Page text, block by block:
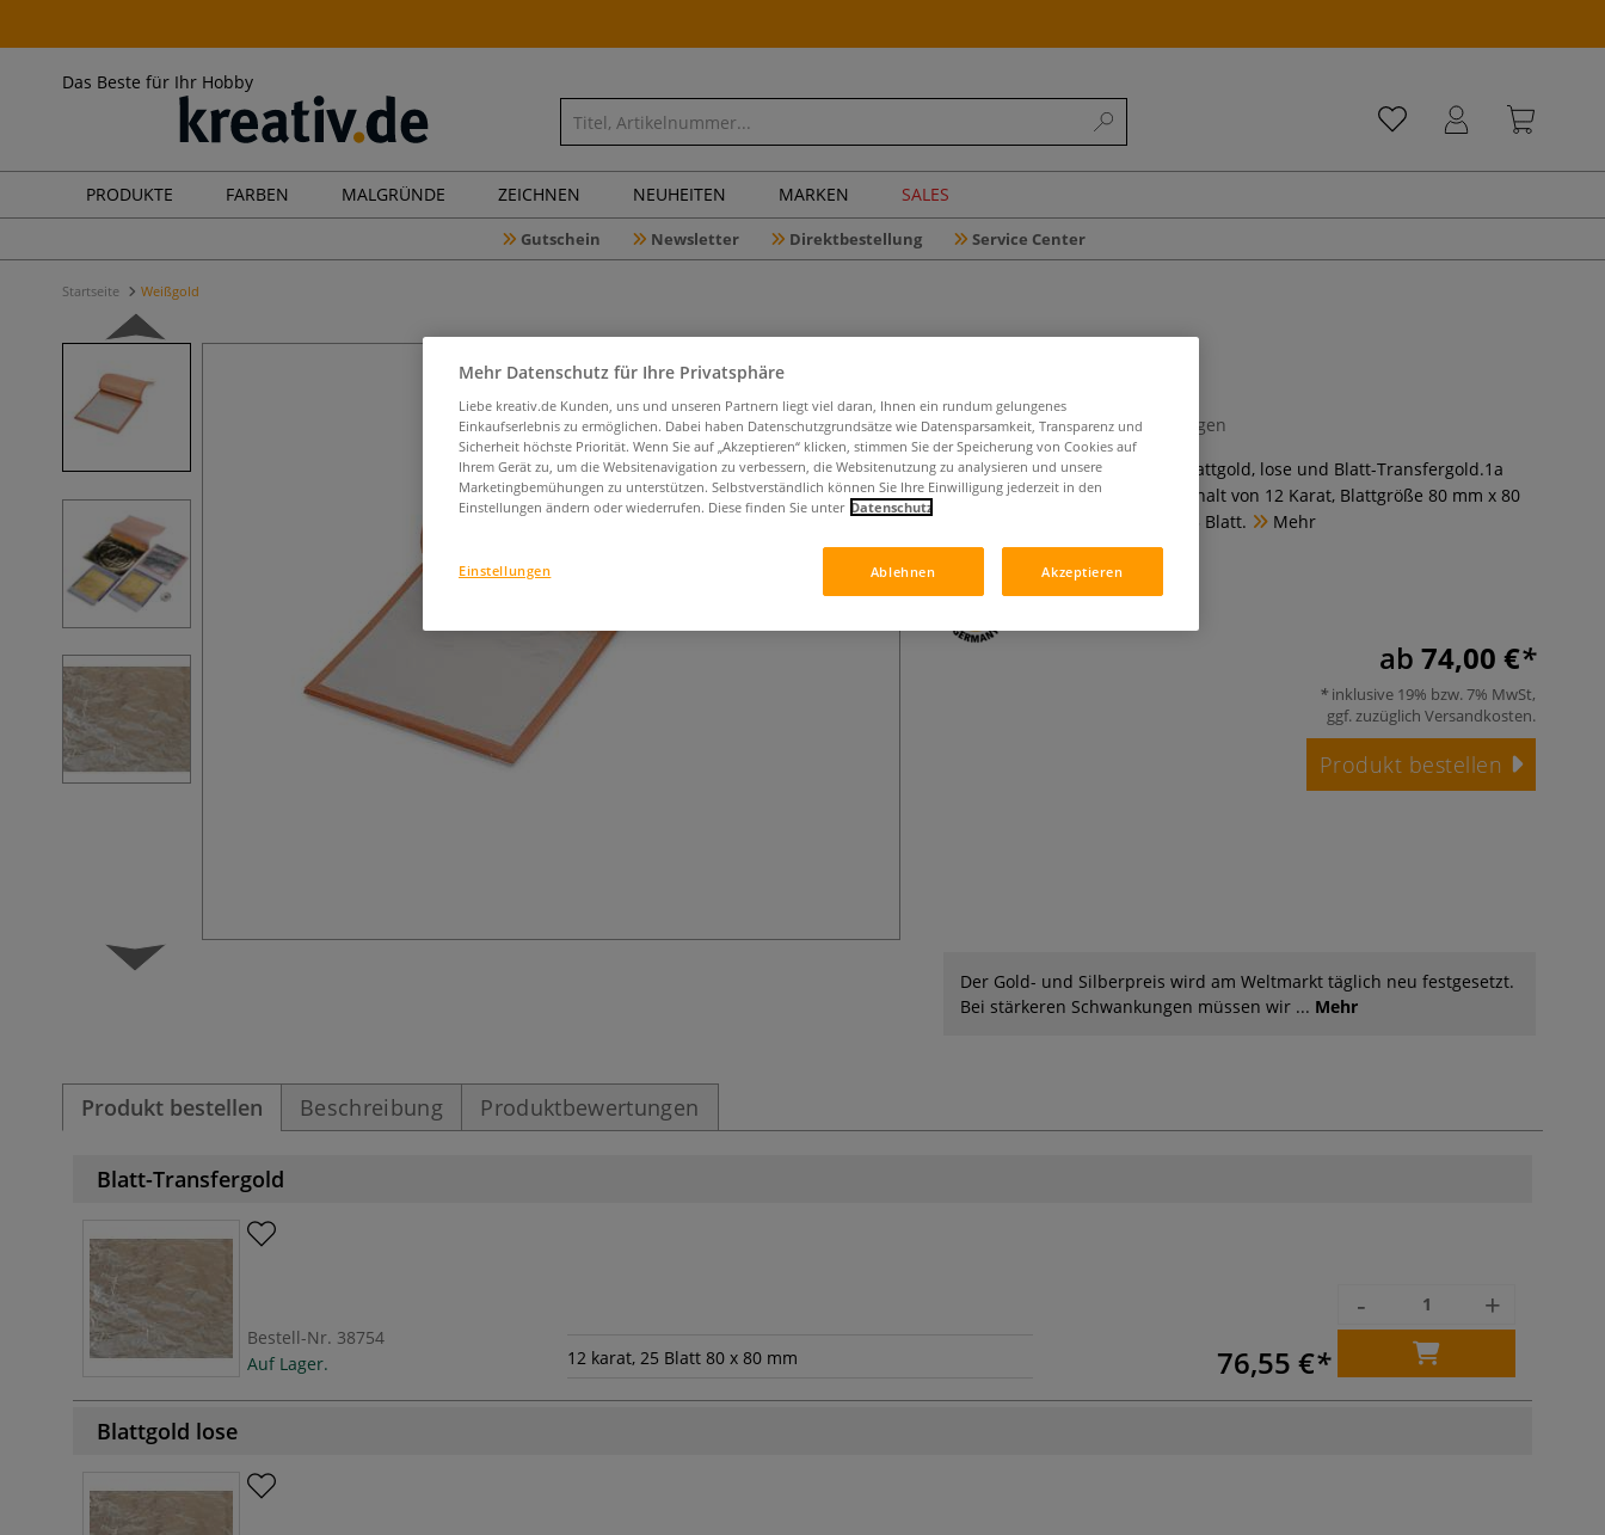
Das Beste für Ihr Hobby
PRODUKTE FARBEN MALGRÜNDE ZEICHNEN NEUHEITEN MARKEN SALES
Gutschein Newsletter Direktbestellung Service Center
Startseite Weißgold
0 Bewertungen
Echtes Weißgold. Lieferbar als Blattgold, lose und Blatt-Transfergold.1a
Qualität mit garantiertem Feingehalt von 12 Karat, Blattgröße 80 mm x 80
mm. Lieferung in Büchlein mit 25 Blatt.
Mehr
ab 74,00 €
inklusive 19% bzw. 7% MwSt,
ggf. zuzüglich Versandkosten.
Produkt bestellen
Der Gold- und Silberpreis wird am Weltmarkt täglich neu festgesetzt.
Bei stärkeren Schwankungen müssen wir ... Mehr
Produkt bestellen Beschreibung Produktbewertungen
Blatt-Transfergold
Bestell-Nr. 38754
Auf Lager.
12 karat, 25 Blatt 80 x 80 mm 76,55 €
- +
Blattgold lose
Mehr Datenschutz für Ihre Privatsphäre
Liebe kreativ.de Kunden, uns und unseren Partnern liegt viel daran, Ihnen ein rundum gelungenes
Einkaufserlebnis zu ermöglichen. Dabei haben Datenschutzgrundsätze wie Datensparsamkeit, Transparenz und
Sicherheit höchste Priorität. Wenn Sie auf „Akzeptieren“ klicken, stimmen Sie der Speicherung von Cookies auf
Ihrem Gerät zu, um die Websitenavigation zu verbessern, die Websitenutzung zu analysieren und unsere
Marketingbemühungen zu unterstützen. Selbstverständlich können Sie Ihre Einwilligung jederzeit in den
Einstellungen ändern oder wiederrufen. Diese finden Sie unter Datenschutz
Ablehnen Akzeptieren
Einstellungen